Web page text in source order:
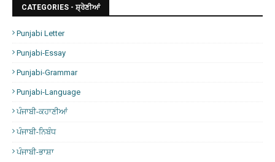
CATEGORIES - ਸ਼੍ਰੇਣੀਆਂ
Punjabi Letter
Punjabi-Essay
Punjabi-Grammar
Punjabi-Language
ਪੰਜਾਬੀ-ਕਹਾਣੀਆਂ
ਪੰਜਾਬੀ-ਨਿਬੰਧ
ਪੰਜਾਬੀ-ਭਾਸ਼ਾ